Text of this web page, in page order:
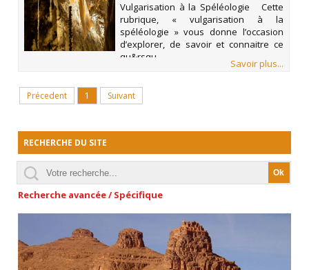
Vulgarisation à la Spéléologie Cette
rubrique, « vulgarisation à la
spéléologie » vous donne l’occasion
d’explorer, de savoir et connaitre ce
qu&rsqu
Savoir plus...
Précedent 1 Suivant
RECHERCHE DU SITE
Recherche avancée / Spécifique